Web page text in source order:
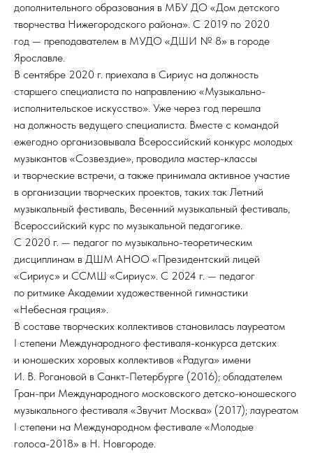
дополнительного образования в МБУ ДО «Дом детского
творчества Нижегородского района». С 2019 по 2020
год — преподавателем в МУДО «ДШИ № 8» в городе
Ярославле.
В сентябре 2020 г. приехала в Сириус на должность
старшего специалиста по направлению «Музыкально-
исполнительское искусство». Уже через год перешла
на должность ведущего специалиста. Вместе с командой
ежегодно организовывала Всероссийский конкурс молодых
музыкантов «Созвездие», проводила мастер-классы
и творческие встречи, а также принимала активное участие
в организации творческих проектов, таких так Летний
музыкальный фестиваль, Весенний музыкальный фестиваль,
Всероссийский курс по музыкальной педагогике.
С 2020 г. — педагог по музыкально-теоретическим
дисциплинам в ДШМ АНОО «Президентский лицей
«Сириус» и ССМШ «Сириус». С 2024 г. — педагог
по ритмике Академии художественной гимнастики
«Небесная грация».
В составе творческих коллективов становилась лауреатом
I степени Международного фестиваля-конкурса детских
и юношеских хоровых коллективов «Радуга» имени
И. В. Рогановой в Санкт-Петербурге (2016); обладателем
Гран-при Международного московского детско-юношеского
музыкального фестиваля «Звучит Москва» (2017); лауреатом
I степени на Международном фестивале «Молодые
голоса-2018» в Н. Новгороде.